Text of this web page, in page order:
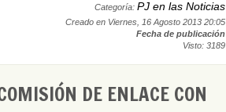
Categoría: PJ en las Noticias
Creado en Viernes, 16 Agosto 2013 20:05
Fecha de publicación
Visto: 3189
DE ENLACE CON